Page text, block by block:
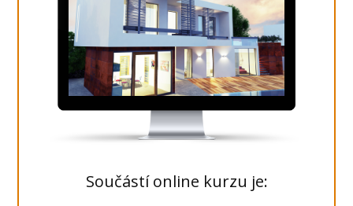
Součástí online kurzu je: